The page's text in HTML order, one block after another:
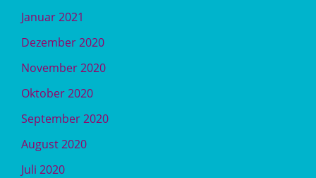
Januar 2021
Dezember 2020
November 2020
Oktober 2020
September 2020
August 2020
Juli 2020